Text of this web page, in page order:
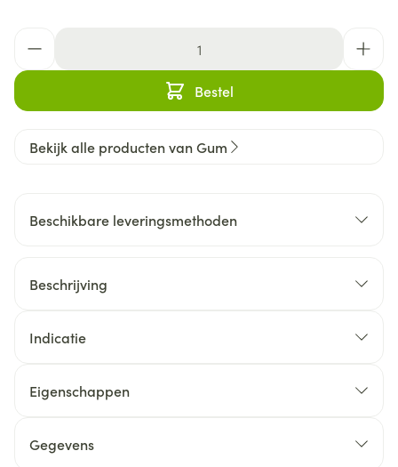
Bestel
Bekijk alle producten van Gum
Beschikbare leveringsmethoden
Beschrijving
Indicatie
Eigenschappen
Gegevens